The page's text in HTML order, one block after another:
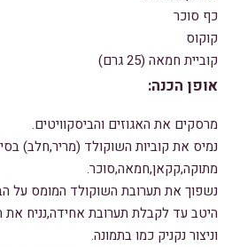
כף סוכר
קוקוס
קוביית חמאה (25 גרם)
אופן הכנה:
מרסקים את האגוזים והביסקוויטים.
נמיס את קוביות השוקולד (מריר,חלב)
מתוקה,קקאן,חמאה,סוכר.
נשפוך את תערובת השוקולד המומס על
היטב עד לקבלת תערובת אחידה,נניח את
וניצור נקניק כמו בתמונה.